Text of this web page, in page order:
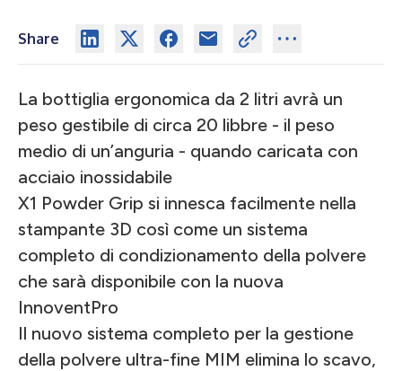
Share
La bottiglia ergonomica da 2 litri avrà un
peso gestibile di circa 20 libbre - il peso
medio di un’anguria - quando caricata con
acciaio inossidabile
X1 Powder Grip si innesca facilmente nella
stampante 3D così come un sistema
completo di condizionamento della polvere
che sarà disponibile con la nuova
InnoventPro
Il nuovo sistema completo per la gestione
della polvere ultra-fine MIM elimina lo scavo,